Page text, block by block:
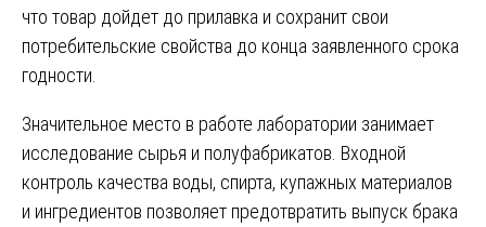
что товар дойдет до прилавка и сохранит свои
потребительские свойства до конца заявленного срока
годности.
Значительное место в работе лаборатории занимает
исследование сырья и полуфабрикатов. Входной
контроль качества воды, спирта, купажных материалов
и ингредиентов позволяет предотвратить выпуск брака